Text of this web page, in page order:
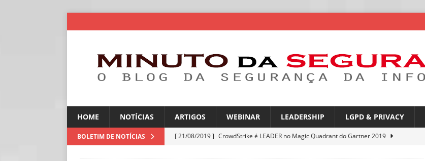
HOME NOTÍCIAS ARTIGOS WEBINAR LEADERSHIP LGPD & PRIVACY
BOLETIM DE NOTÍCIAS [ 21/08/2019 ] CrowdStrike é LEADER no Magic Quadrant do Gartner 2019